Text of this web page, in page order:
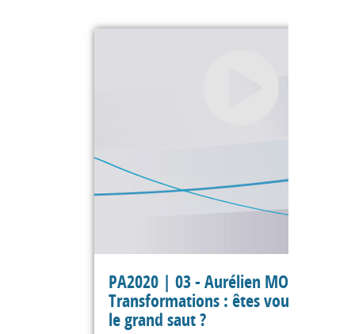
PA2020 | 03 - Aurélien MORVANT -
Transformations : êtes vous prêts
le grand saut ?